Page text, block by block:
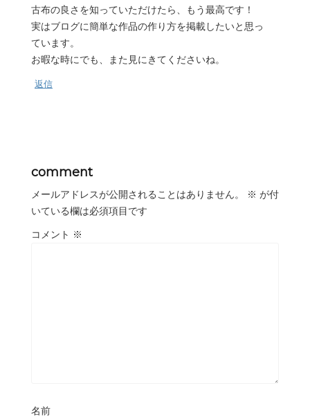
古布の良さを知っていただけたら、もう最高です！
実はブログに簡単な作品の作り方を掲載したいと思っ
ています。
お暇な時にでも、また見にきてくださいね。
返信
comment
メールアドレスが公開されることはありません。 ※ が付
いている欄は必須項目です
コメント ※
名前